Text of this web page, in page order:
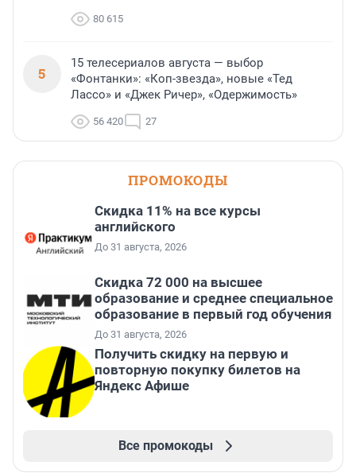
80 615
5
15 телесериалов августа — выбор
«Фонтанки»: «Коп-звезда», новые «Тед
Лассо» и «Джек Ричер», «Одержимость»
56 420 27
ПРОМОКОДЫ
Скидка 11% на все курсы
английского
До 31 августа, 2026
Скидка 72 000 на высшее
образование и среднее специальное
образование в первый год обучения
До 31 августа, 2026
Получить скидку на первую и
повторную покупку билетов на
Яндекс Афише
Все промокоды